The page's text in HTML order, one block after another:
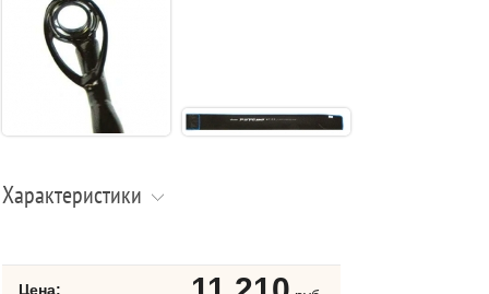
Характеристики
Цена: